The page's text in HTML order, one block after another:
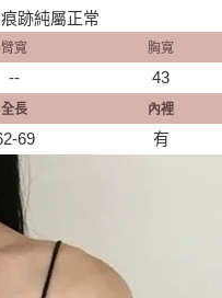
跡純屬正常
臂寬 胸寬
-- 43
全長 內裡
69 有